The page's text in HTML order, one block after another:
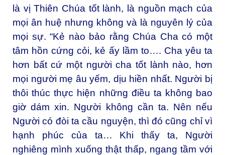
là vị Thiên Chúa tốt lành, là nguồn mạch của
mọi ân huệ nhưng không và là nguyên lý của
mọi sự. “Kẻ nào bảo rằng Chúa Cha có một
tâm hồn cứng cỏi, kẻ ấy lầm to…. Cha yêu ta
hơn bất cứ một người cha tốt lành nào, hơn
mọi người mẹ âu yếm, dịu hiền nhất. Người bị
thôi thúc thực hiện những điều ta không bao
giờ dám xin. Người không cần ta. Nên nếu
Người có đòi ta cầu nguyện, thì đó cũng chỉ vì
hạnh phúc của ta… Khi thấy ta, Người
nghiêng mình xuống thật thấp, ngang tầm với